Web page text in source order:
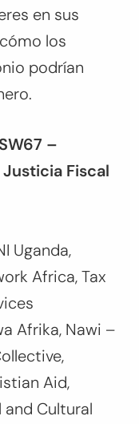
en sus
los
podrían
–
Fiscal
Uganda,
Africa, Tax
Afrika, Nawi –
Aid,
Cultural